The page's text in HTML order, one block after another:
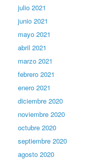
julio 2021
junio 2021
mayo 2021
abril 2021
marzo 2021
febrero 2021
enero 2021
diciembre 2020
noviembre 2020
octubre 2020
septiembre 2020
agosto 2020